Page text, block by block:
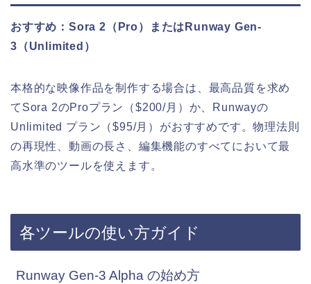
おすすめ：Sora 2（Pro）またはRunway Gen-
3（Unlimited）
本格的な映像作品を制作する場合は、最高品質を求め
てSora 2のProプラン（$200/月）か、Runwayの
Unlimited プラン（$95/月）がおすすめです。物理法則
の再現性、動画の長さ、編集機能のすべてにおいて最
高水準のツールを使えます。
各ツールの使い方ガイド
Runway Gen-3 Alpha の始め方